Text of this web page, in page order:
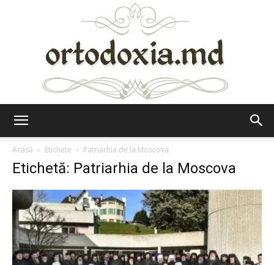
Acasă
Etichete Patriarhia de la Moscova
Etichetă: Patriarhia de la Moscova